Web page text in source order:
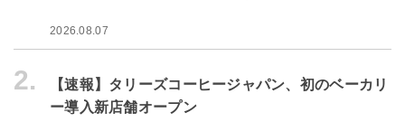
2026.08.07
2.
【速報】タリーズコーヒージャパン、初のベーカリ
ー導入新店舗オープン